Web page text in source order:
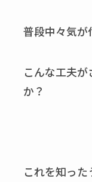
普段中々気が
こんな工夫
か？
これを知っ